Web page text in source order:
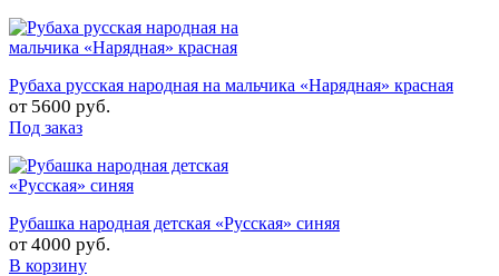
Рубаха русская народная на мальчика «Нарядная» красная
от 5600 руб.
Под заказ
Рубашка народная детская «Русская» синяя
от4000 руб.
В корзину